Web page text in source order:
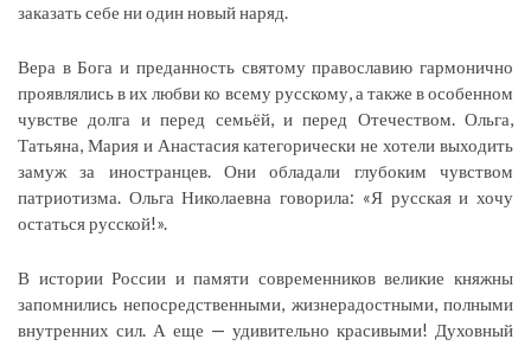
заказать себе ни один новый наряд.
Вера в Бога и преданность святому православию гармонично
проявлялись в их любви ко всему русскому, а также в особенном
чувстве долга и перед семьёй, и перед Отечеством. Ольга,
Татьяна, Мария и Анастасия категорически не хотели выходить
замуж за иностранцев. Они обладали глубоким чувством
патриотизма. Ольга Николаевна говорила: «Я русская и хочу
остаться русской!».
В истории России и памяти современников великие княжны
запомнились непосредственными, жизнерадостными, полными
внутренних сил. А еще — удивительно красивыми! Духовный